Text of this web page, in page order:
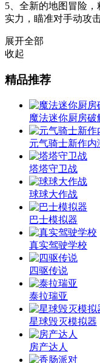
5、全新的地图冒险
实力，瞄准对手动攻击
展开全部
收起
精品推荐
魔法迷你厨房破
元气骑士新作内
塔塔守卫战
球球大作战
巴士模拟器
真实驾驶学校
四驱传说
泰拉瑞亚
星球毁灭模拟器
房产达人